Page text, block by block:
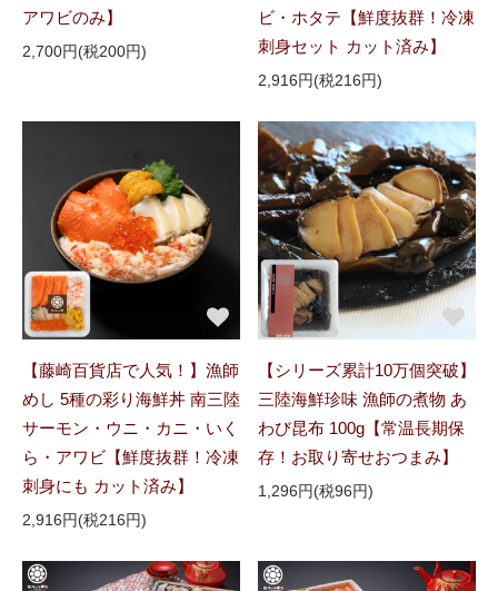
アワビのみ】
2,700円(税200円)
ビ・ホタテ【鮮度抜群！冷凍
刺身セット カット済み】
2,916円(税216円)
【藤崎百貨店で人気！】漁師
めし 5種の彩り海鮮丼 南三陸
サーモン・ウニ・カニ・いく
ら・アワビ【鮮度抜群！冷凍
刺身にも カット済み】
2,916円(税216円)
【シリーズ累計10万個突破】
三陸海鮮珍味 漁師の煮物 あ
わび昆布 100g【常温長期保
存！お取り寄せおつまみ】
1,296円(税96円)